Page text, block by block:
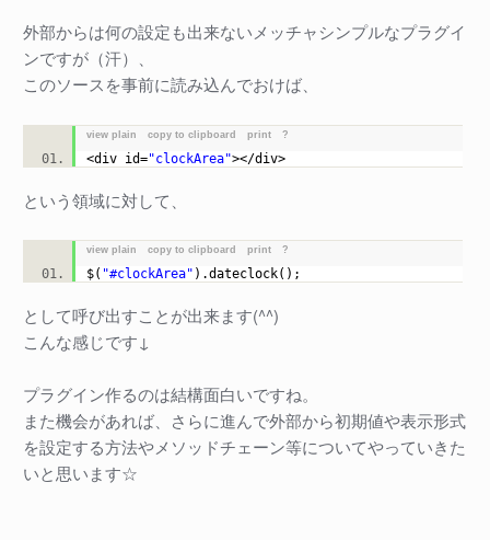
外部からは何の設定も出来ないメッチャシンプルなプラグイ
ンですが（汗）、
このソースを事前に読み込んでおけば、
view plain copy to clipboard print ?
<div id="clockArea"></div>
という領域に対して、
view plain copy to clipboard print ?
$( "#clockArea" ).dateclock();
として呼び出すことが出来ます(^^)
こんな感じです↓
プラグイン作るのは結構面白いですね。
また機会があれば、さらに進んで外部から初期値や表示形式
を設定する方法やメソッドチェーン等についてやっていきた
いと思います☆